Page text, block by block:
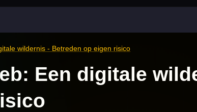
wildernis - Betreden op eigen risico
Een digitale